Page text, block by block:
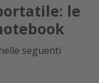
le
seguenti